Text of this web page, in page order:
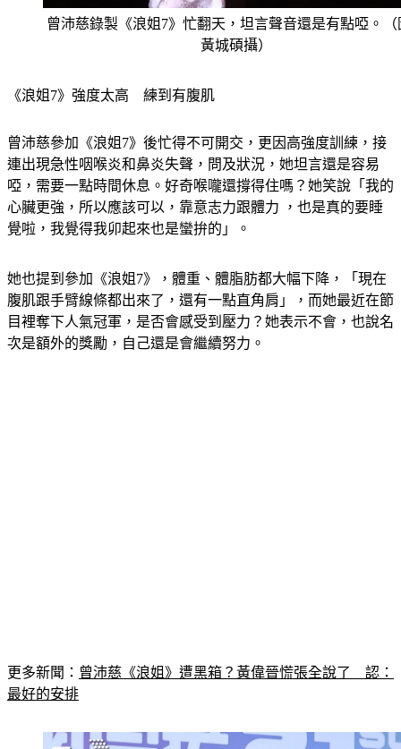
曾沛慈錄製《浪姐7》忙翻天，坦言聲音還是有點啞。（
黃城碩攝）
《浪姐7》強度太高　練到有腹肌
曾沛慈參加《浪姐7》後忙得不可開交，更因高強度訓練，接
連出現急性咽喉炎和鼻炎失聲，問及狀況，她坦言還是容易
啞，需要一點時間休息。好奇喉嚨還撐得住嗎？她笑說「我的
心臟更強，所以應該可以，靠意志力跟體力 ，也是真的要睡
覺啦，我覺得我卯起來也是蠻拚的」。
她也提到參加《浪姐7》，體重、體脂肪都大幅下降，「現在
腹肌跟手臂線條都出來了，還有一點直角肩」，而她最近在節
目裡奪下人氣冠軍，是否會感受到壓力？她表示不會，也說名
次是額外的獎勵，自己還是會繼續努力。
更多新聞： 曾沛慈《浪姐》遭黑箱？黃偉晉慌張全說了　認：
最好的安排